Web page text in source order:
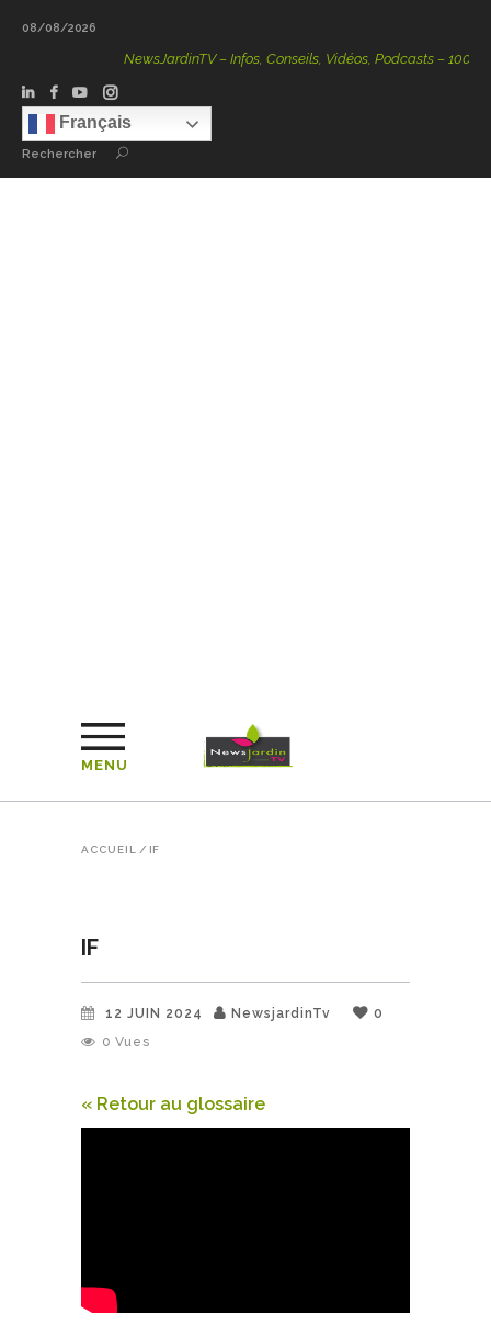
08/08/2026
NewsJardinTV – Infos, Conseils, Vidéos, Podcasts – 100 %
Français
Rechercher
MENU
ACCUEIL / IF
IF
12 JUIN 2024 NewsjardinTv
0
0 Vues
« Retour au glossaire